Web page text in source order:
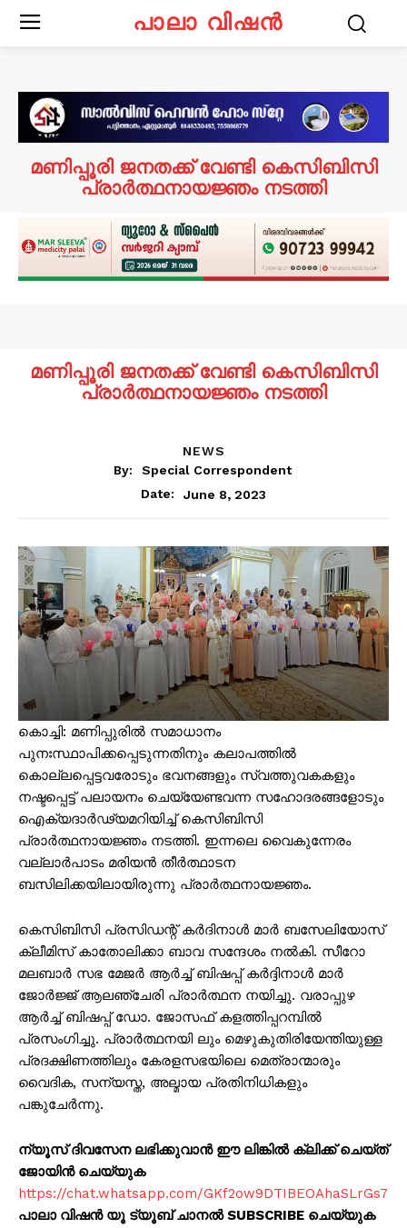
പാലാ വിഷൻ
മണിപ്പൂരി ജനതക്ക് വേണ്ടി കെസിബിസി
പ്രാർത്ഥനായജ്ഞം നടത്തി
മണിപ്പൂരി ജനതക്ക് വേണ്ടി കെസിബിസി
പ്രാർത്ഥനായജ്ഞം നടത്തി
NEWS
By:
Special Correspondent
Date:
June 8, 2023
കൊച്ചി: മണിപ്പുരിൽ സമാധാനം
പുനഃസ്ഥാപിക്കപ്പെടുന്നതിനും കലാപത്തിൽ
കൊല്ലപ്പെട്ടവരോടും ഭവനങ്ങളും സ്വത്തുവകകളും
നഷ്ടപ്പെട്ട് പലായനം ചെയ്യേണ്ടവന്ന സഹോദരങ്ങളോടും
ഐക്യദാർഢ്യമറിയിച്ച് കെസിബിസി
പ്രാർത്ഥനായജ്ഞം നടത്തി. ഇന്നലെ വൈകുന്നേരം
വല്ലാർപാടം മരിയൻ തീർത്ഥാടന
ബസിലിക്കയിലായിരുന്നു പ്രാർത്ഥനായജ്ഞം.
കെസിബിസി പ്രസിഡന്റ് കർദിനാൾ മാർ ബസേലിയോസ്
ക്ലീമിസ് കാതോലിക്കാ ബാവ സന്ദേശം നൽകി. സീറോ
മലബാർ സഭ മേജർ ആർച്ച് ബിഷപ്പ് കർദ്ദിനാൾ മാർ
ജോര്‍ജ്ജ് ആലഞ്ചേരി പ്രാർത്ഥന നയിച്ചു. വരാപ്പുഴ
ആർച്ച് ബിഷപ്പ് ഡോ. ജോസഫ് കളത്തിപ്പറമ്പിൽ
പ്രസംഗിച്ചു. പ്രാർത്ഥനയി ലും മെഴുകുതിരിയേന്തിയുള്ള
പ്രദക്ഷിണത്തിലും കേരളസഭയിലെ മെത്രാന്മാരും
വൈദിക, സന്യസ്ത, അല്മായ പ്രതിനിധികളും
പങ്കുചേർന്നു.
ന്യൂസ് ദിവസേന ലഭിക്കുവാൻ ഈ ലിങ്കിൽ ക്ലിക്ക് ചെയ്ത്
ജോയിൻ ചെയ്യുക
https://chat.whatsapp.com/GKf2ow9DTIBEOAhaSLrGs7
പാലാ വിഷൻ യൂ ട്യൂബ് ചാനൽ SUBSCRIBE ചെയ്യുക